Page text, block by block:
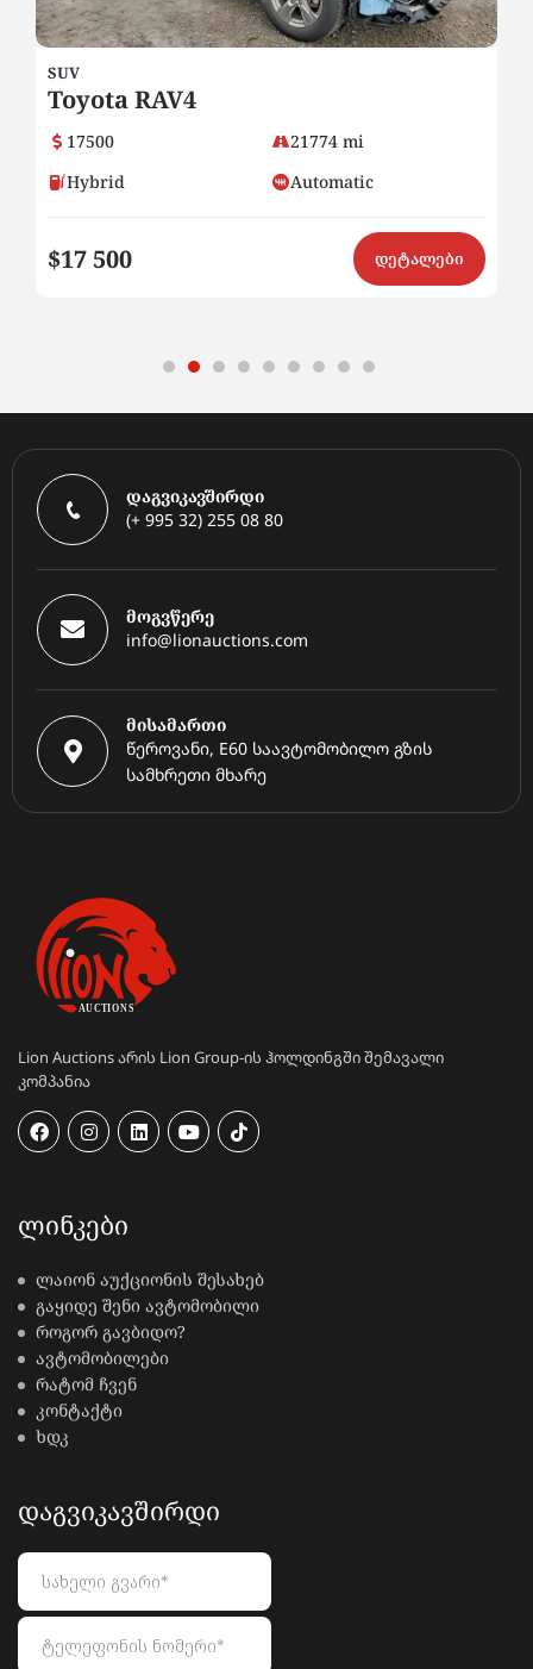
SUV
Toyota RAV4
17500
21774 mi
Hybrid
Automatic
$17 500 დეტალები
დაგვიკავშირდი
(+ 995 32) 255 08 80
მოგვწერე
info@lionauctions.com
მისამართი
წეროვანი, E60 საავტომობილო გზის
სამხრეთი მხარე
Lion Auctions არის Lion Group-ის ჰოლდინგში შემავალი
კომპანია
ᲚᲘᲜᲙᲔᲑᲘ
ლაიონ აუქციონის შესახებ
გაყიდე შენი ავტომობილი
როგორ გავბიდო?
ავტომობილები
რატომ ჩვენ
კონტაქტი
ხდკ
ᲓᲐᲒᲕᲘᲙᲐᲕᲨᲘᲠᲓᲘ